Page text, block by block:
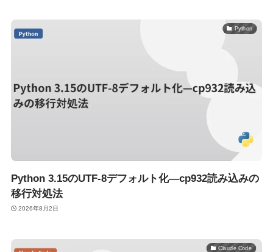
Python
Python 3.15のUTF-8デフォルト化—cp932読み込みの
移行対処法
2026年8月2日
Claude Code